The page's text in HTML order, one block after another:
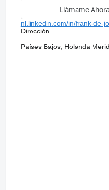
Llámame Ahora
nl.linkedin.com/in/frank-de-
Dirección
Países Bajos, Holanda